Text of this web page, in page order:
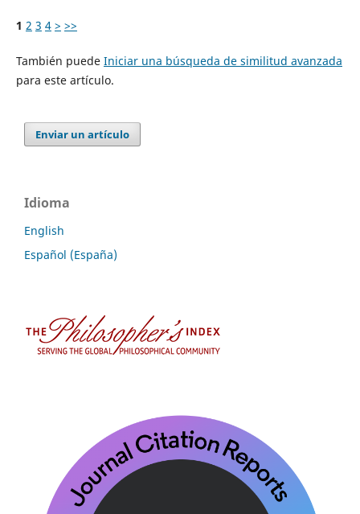
1 2 3 4 > >>
También puede Iniciar una búsqueda de similitud avanzada
para este artículo.
Enviar un artículo
Idioma
English
Español (España)